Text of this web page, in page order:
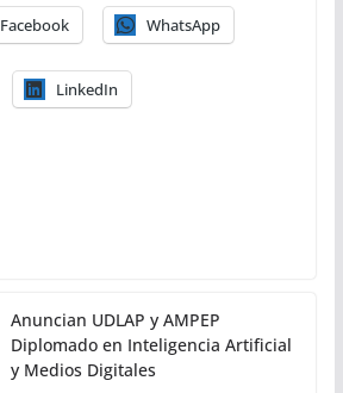
Facebook WhatsApp
LinkedIn
Anuncian UDLAP y AMPEP
Diplomado en Inteligencia Artificial
y Medios Digitales